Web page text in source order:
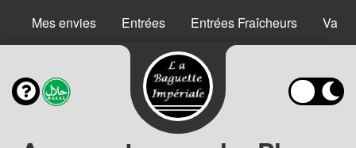
Mes envies Entrées Entrées Fraîcheurs